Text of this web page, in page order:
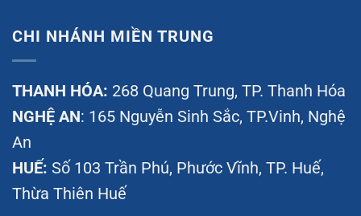
CHI NHÁNH MIỀN TRUNG
THANH HÓA: 268 Quang Trung, TP. Thanh Hóa
NGHỆ AN: 165 Nguyễn Sinh Sắc, TP.Vinh, Nghệ
An
HUẾ: Số 103 Trần Phú, Phước Vĩnh, TP. Huế,
Thừa Thiên Huế